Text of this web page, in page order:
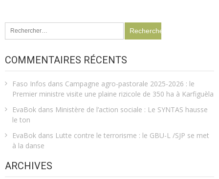
COMMENTAIRES RÉCENTS
Faso Infos dans Campagne agro-pastorale 2025-2026 : le
Premier ministre visite une plaine rizicole de 350 ha à Karfiguèla
EvaBok dans Ministère de l’action sociale : Le SYNTAS hausse
le ton
EvaBok dans Lutte contre le terrorisme : le GBU-L /SJP se met
à la danse
ARCHIVES